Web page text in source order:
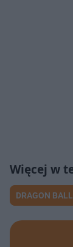
DRAGON BALL